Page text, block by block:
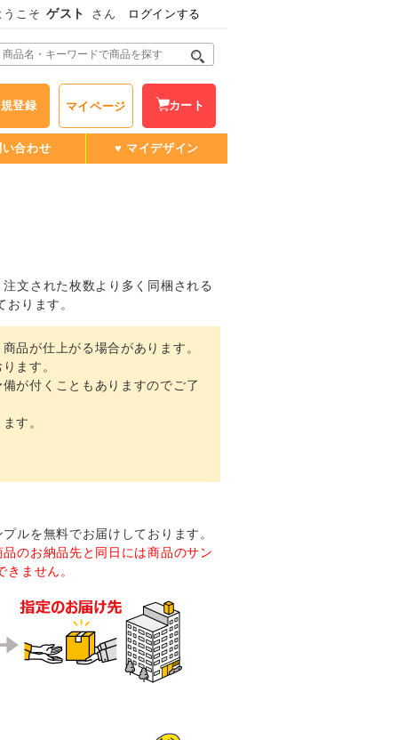
うこそ ゲスト さん ログインする
登録 マイページ カート
い合わせ ♥ マイデザイン
文された枚数より多く同梱される
ります。
品が仕上がる場合があります。
ます。
が付くこともありますのでご了
す。
ルを無料でお届けしております。
のお納品先と同日には商品のサン
ません。